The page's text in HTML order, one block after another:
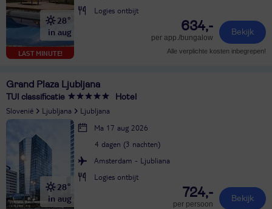
LAST MINUTE!
28°
in aug
Logies ontbijt
634,-
per app./bungalow
Bekijk
Alle verplichte kosten inbegrepen!
Grand Plaza Ljubljana
TUI classificatie Hotel
Slovenië Ljubljana Ljubljana
28°
in aug
Ma 17 aug 2026
4 dagen (3 nachten)
Amsterdam - Ljubliana
Logies ontbijt
724,-
per persoon
Bekijk